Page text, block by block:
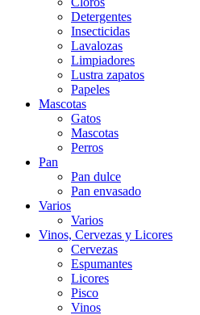
Detergentes
Insecticidas
Lavalozas
Limpiadores
Lustra zapatos
Papeles
Mascotas
Gatos
Mascotas
Perros
Pan
Pan dulce
Pan envasado
Varios
Varios
Vinos, Cervezas y Licores
Cervezas
Espumantes
Licores
Pisco
Vinos